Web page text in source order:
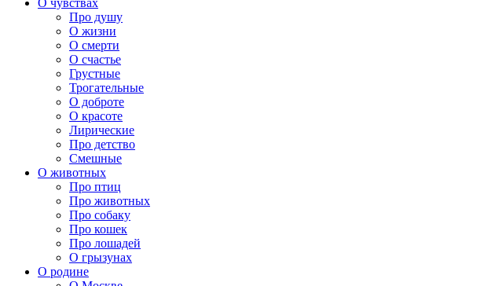
О чувствах
Про душу
О жизни
О смерти
О счастье
Грустные
Трогательные
О доброте
О красоте
Лирические
Про детство
Смешные
О животных
Про птиц
Про животных
Про собаку
Про кошек
Про лошадей
О грызунах
О родине